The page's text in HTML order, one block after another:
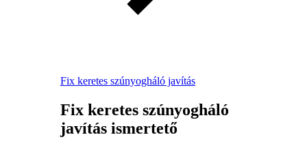
Fix keretes szúnyogháló javítás
Fix keretes szúnyogháló
javítás ismertető